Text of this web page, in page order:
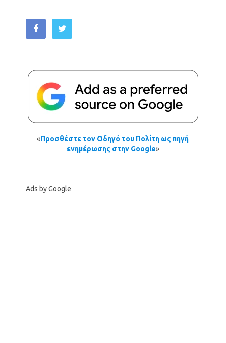
«Προσθέστε τον Οδηγό του Πολίτη ως πηγή
ενημέρωσης στην Google»
Ads by Google